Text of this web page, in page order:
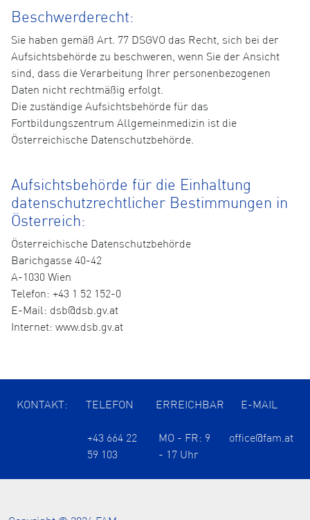
Beschwerderecht:
Sie haben gemäß Art. 77 DSGVO das Recht, sich bei der
Aufsichtsbehörde zu beschweren, wenn Sie der Ansicht
sind, dass die Verarbeitung Ihrer personenbezogenen
Daten nicht rechtmäßig erfolgt.
Die zuständige Aufsichtsbehörde für das
Fortbildungszentrum Allgemeinmedizin ist die
Österreichische Datenschutzbehörde.
Aufsichtsbehörde für die Einhaltung
datenschutzrechtlicher Bestimmungen in
Österreich:
Österreichische Datenschutzbehörde
Barichgasse 40-42
A-1030 Wien
Telefon: +43 1 52 152-0
E-Mail: dsb@dsb.gv.at
Internet: www.dsb.gv.at
KONTAKT: TELEFON ERREICHBAR E-MAIL
+43 664 22
59 103
MO - FR: 9
- 17 Uhr
office@fam.at